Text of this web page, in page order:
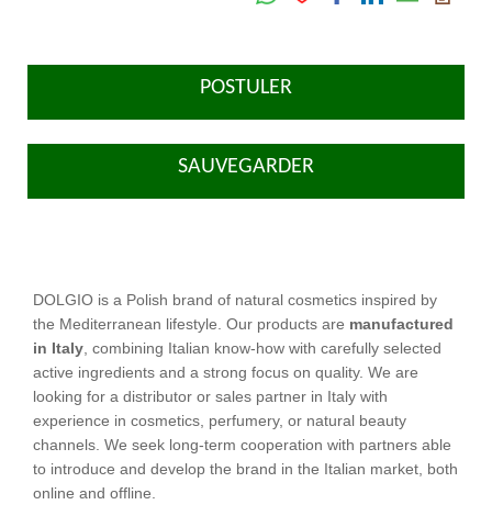
POSTULER
SAUVEGARDER
DOLGIO is a Polish brand of natural cosmetics inspired by
the Mediterranean lifestyle. Our products are manufactured
in Italy , combining Italian know-how with carefully selected
active ingredients and a strong focus on quality. We are
looking for a distributor or sales partner in Italy with
experience in cosmetics, perfumery, or natural beauty
channels. We seek long-term cooperation with partners able
to introduce and develop the brand in the Italian market, both
online and offline.